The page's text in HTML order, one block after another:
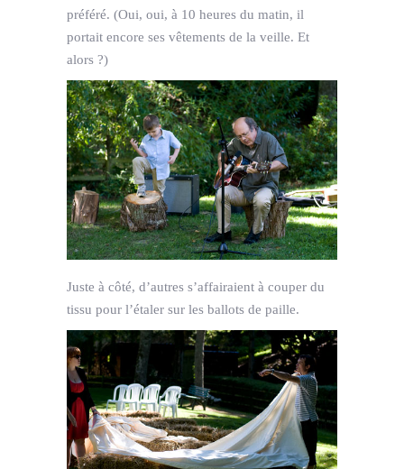
préféré. (Oui, oui, à 10 heures du matin, il
portait encore ses vêtements de la veille. Et
alors ?)
Juste à côté, d’autres s’affairaient à couper du
tissu pour l’étaler sur les ballots de paille.